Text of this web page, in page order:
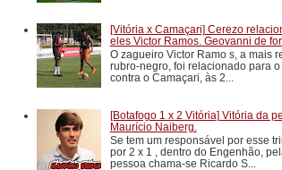
[Vitória x Camaçari] Cerezo
eles Victor Ramos. Geovanni de
O zagueiro Victor Ramo s, a mais
rubro-negro, foi relacionado para o
contra o Camaçari, às 2...
[Botafogo 1 x 2 Vitória] Vitória da
Maurício Naiberg.
Se tem um responsável por esse
por 2 x 1 , dentro do Engenhão,
pessoa chama-se Ricardo S...